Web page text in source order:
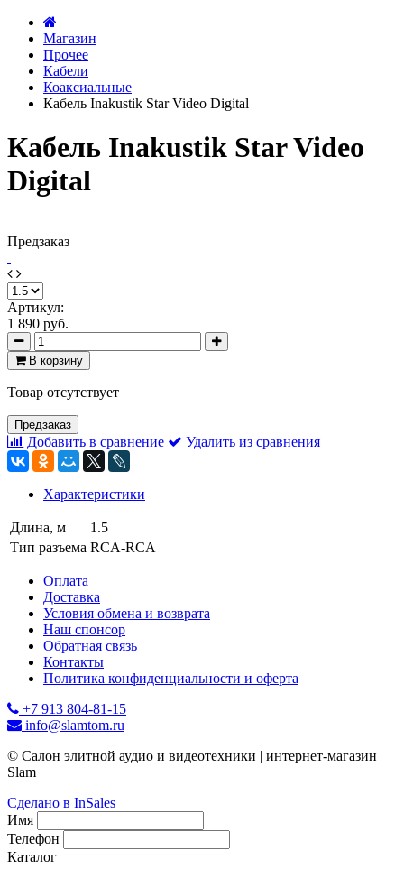
Магазин
Прочее
Кабели
Коаксиальные
Кабель Inakustik Star Video Digital
Кабель Inakustik Star Video
Digital
Предзаказ
Артикул:
1 890 руб.
В корзину
Товар отсутствует
Предзаказ
Добавить в сравнение Удалить из сравнения
Характеристики
Длина, м
1.5
Тип разъема RCA-RCA
Оплата
Доставка
Условия обмена и возврата
Наш спонсор
Обратная связь
Контакты
Политика конфиденциальности и оферта
+7 913 804-81-15
info@slamtom.ru
© Салон элитной аудио и видеотехники | интернет-магазин
Slam
Сделано в InSales
Имя
Телефон
Каталог